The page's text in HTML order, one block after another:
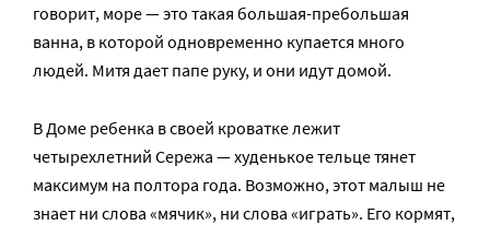
говорит, море — это такая большая-пребольшая
ванна, в которой одновременно купается много
людей. Митя дает папе руку, и они идут домой.
В Доме ребенка в своей кроватке лежит
четырехлетний Сережа — худенькое тельце тянет
максимум на полтора года. Возможно, этот малыш не
знает ни слова «мячик», ни слова «играть». Его кормят,